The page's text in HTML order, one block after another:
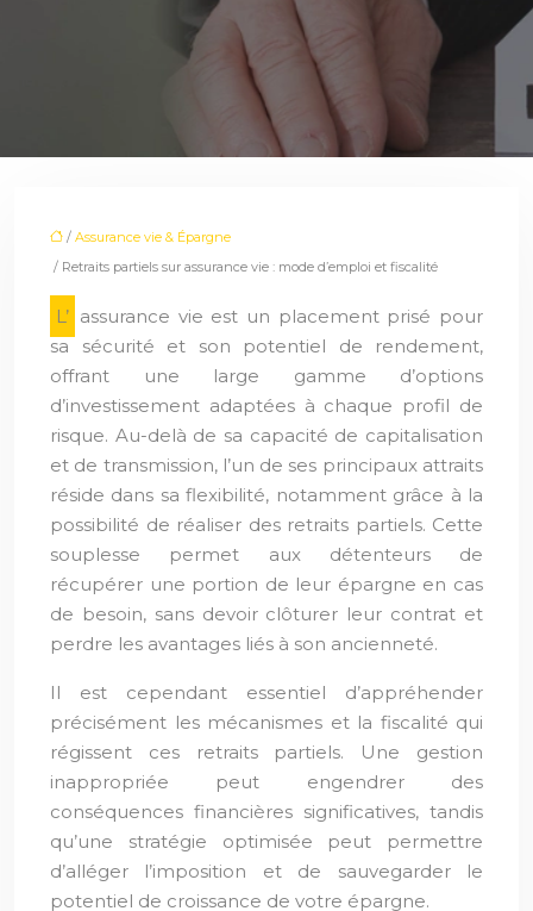
/ Assurance vie & Épargne
/ Retraits partiels sur assurance vie : mode d’emploi et fiscalité
L’assurance vie est un placement prisé pour
sa sécurité et son potentiel de rendement,
offrant une large gamme d’options
d’investissement adaptées à chaque profil de
risque. Au-delà de sa capacité de capitalisation
et de transmission, l’un de ses principaux attraits
réside dans sa flexibilité, notamment grâce à la
possibilité de réaliser des retraits partiels. Cette
souplesse permet aux détenteurs de
récupérer une portion de leur épargne en cas
de besoin, sans devoir clôturer leur contrat et
perdre les avantages liés à son ancienneté.
Il est cependant essentiel d’appréhender
précisément les mécanismes et la fiscalité qui
régissent ces retraits partiels. Une gestion
inappropriée peut engendrer des
conséquences financières significatives, tandis
qu’une stratégie optimisée peut permettre
d’alléger l’imposition et de sauvegarder le
potentiel de croissance de votre épargne.